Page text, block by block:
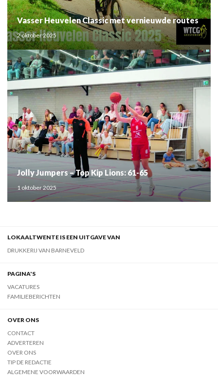
Vasser Heuvelen Classic met vernieuwde routes
2 oktober 2025
Jolly Jumpers – Top Kip Lions: 61-65
1 oktober 2025
LOKAALTWENTE IS EEN UITGAVE VAN
DRUKKERIJ VAN BARNEVELD
PAGINA'S
VACATURES
FAMILIEBERICHTEN
OVER ONS
CONTACT
ADVERTEREN
OVER ONS
TIP DE REDACTIE
ALGEMENE VOORWAARDEN